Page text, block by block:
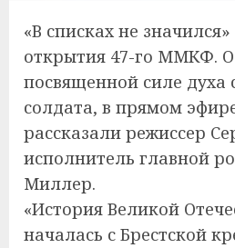
«В списках не
открытия 47-го ММКФ.
посвященной силе духа
солдата, в прямом
рассказали режиссер
исполнитель главной
Миллер.
«История Великой
началась с Брестской